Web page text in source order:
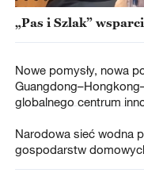
„Pas i Szlak”
Nowe pomysły, nowa
globalnego centrum
Narodowa sieć wodna
gospodarstw